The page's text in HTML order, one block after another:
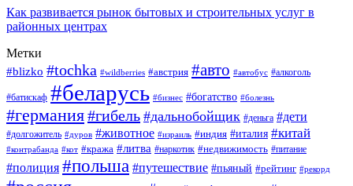
Как развивается рынок бытовых и строительных услуг в
районных центрах
Метки
#blizko #tochka #wildberries #австрия #авто #автобус #алкоголь
#батискаф #беларусь #бизнес #богатство #болезнь
#германия#гибель #дальнобойщик #деньга #дети
#долгожитель #дуров #животное #израиль #индия #италия #китай
#контрабанда #кот #кража #литва #наркотик #недвижимость #питание
#полиция #польша #путешествие #пьяный #рейтинг #рекорд